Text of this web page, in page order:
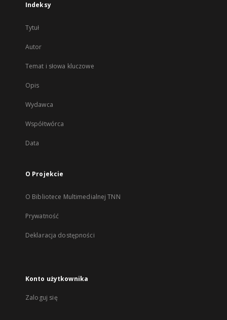
Indeksy
Tytuł
Autor
Temat i słowa kluczowe
Opis
Wydawca
Współtwórca
Data
O Projekcie
O Bibliotece Multimedialnej TNN
Prywatność
Deklaracja dostępności
Konto użytkownika
Zaloguj się